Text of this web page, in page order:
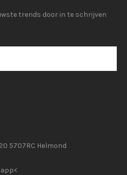
trends door in te schrijven
5707RC Helmond